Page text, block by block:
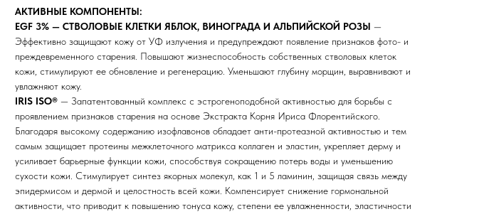
АКТИВНЫЕ КОМПОНЕНТЫ:
EGF 3% — СТВОЛОВЫЕ КЛЕТКИ ЯБЛОК, ВИНОГРАДА И АЛЬПИЙСКОЙ РОЗЫ —
Эффективно защищают кожу от УФ излучения и предупреждают появление признаков фото- и
преждевременного старения. Повышают жизнеспособность собственных стволовых клеток
кожи, стимулируют ее обновление и регенерацию. Уменьшают глубину морщин, выравнивают и
увлажняют кожу.
IRIS ISO® — Запатентованный комплекс с эстрогеноподобной активностью для борьбы с
проявлением признаков старения на основе Экстракта Корня Ириса Флорентийского.
Благодаря высокому содержанию изофлавонов обладает анти-протеазной активностью и тем
самым защищает протеины межклеточного матрикса коллаген и эластин, укрепляет дерму и
усиливает барьерные функции кожи, способствуя сокращению потерь воды и уменьшению
сухости кожи. Стимулирует синтез якорных молекул, как 1 и 5 ламинин, защищая связь между
эпидермисом и дермой и целостность всей кожи. Компенсирует снижение гормональной
активности, что приводит к повышению тонуса кожу, степени ее увлажненности, эластичности